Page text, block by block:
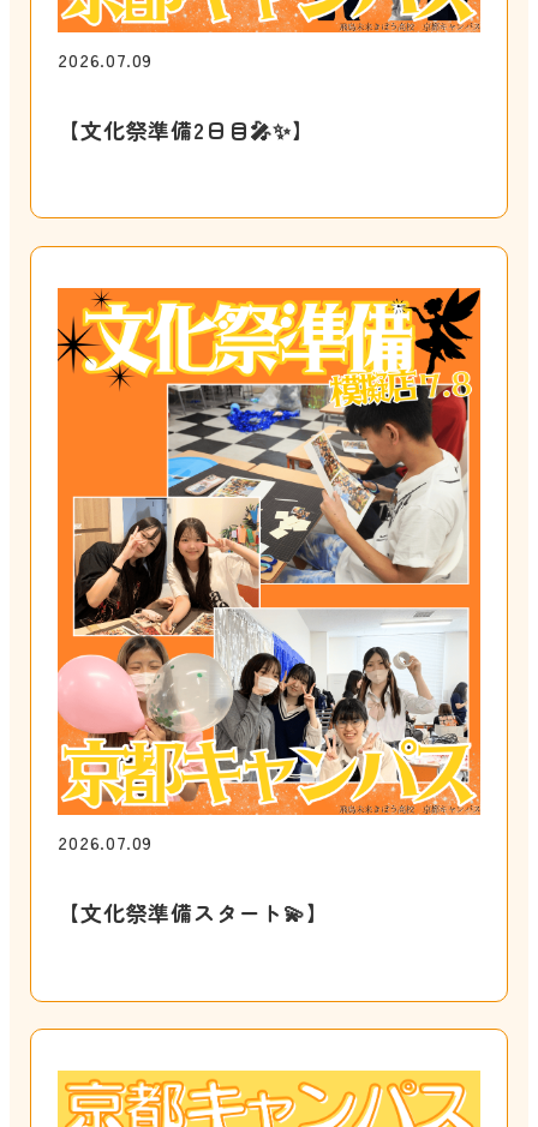
【文化祭準備2日目🎤✨】
2026.07.09
【文化祭準備スタート💫】
2026.07.09